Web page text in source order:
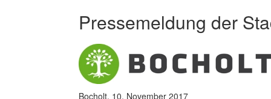
Pressemeldung der
Bocholt, 10. November 2017